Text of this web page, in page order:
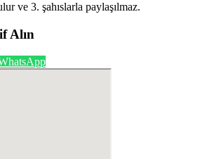
ve 3. şahıslarla paylaşılmaz.
Alın